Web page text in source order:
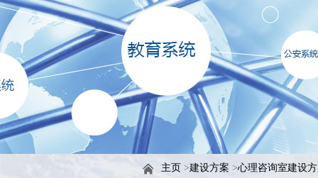
主页 >建设方案 >心理咨询室建设